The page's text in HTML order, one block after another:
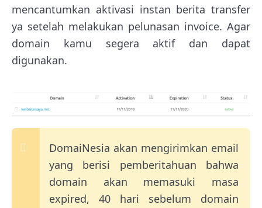
mencantumkan aktivasi instan berita transfer
ya setelah melakukan pelunasan invoice. Agar
domain kamu segera aktif dan dapat
digunakan.
DomaiNesia akan mengirimkan email
yang berisi pemberitahuan bahwa
domain akan memasuki masa
expired, 40 hari sebelum domain